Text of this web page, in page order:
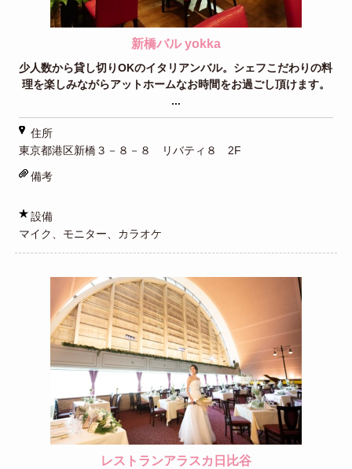
新橋バル yokka
少人数から貸し切りOKのイタリアンバル。シェフこだわりの料
理を楽しみながらアットホームなお時間をお過ごし頂けます。
...
住所
東京都港区新橋３－８－８ リバティ８ 2F
備考
設備
マイク、モニター、カラオケ
レストランアラスカ日比谷